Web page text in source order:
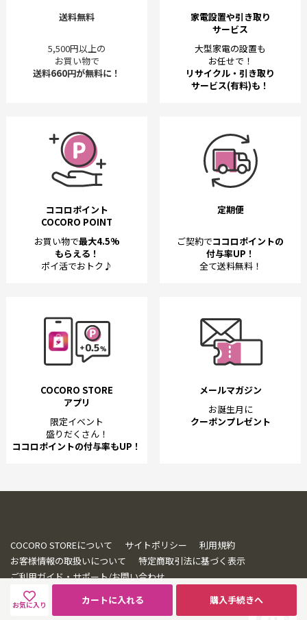
購入手続きへ
カートに入れる
お気に入り
送料無料
5,500円以上の
お買い物で
送料660円が無料に！
家電設置や引き取り
サービス
大型家電の設置も
お任せで！
リサイクル・引き取り
サービス(有料)も！
ココロポイント
COCORO POINT
お買い物で最大4.5%
もらえる！
ポイ活でおトク♪
定期便
ご契約でココロポイントの
付与率UP！
全て送料無料！
COCORO STORE
アプリ
限定イベント
盛りだくさん！
ココロポイントの付与率もUP！
メールマガジン
お誕生月に
クーポンプレゼント
COCORO STOREについて サイトポリシー
利用規約
お客様情報の取扱いについて
特定商取引法に基づく表示
ご利用ガイド・サポート/お問い合わせ